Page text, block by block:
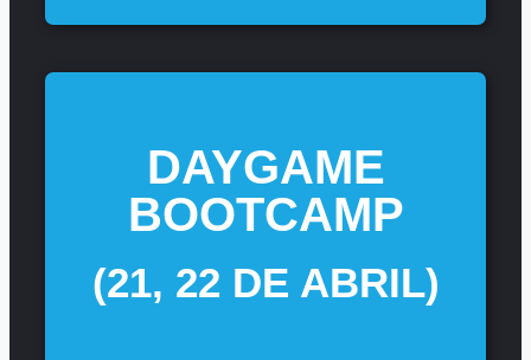
DAYGAME
BOOTCAMP
(21, 22 DE ABRIL)